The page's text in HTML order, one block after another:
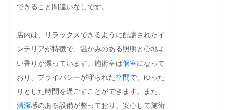
できること間違いなしです。
店内は、リラックスできるように配慮されたイ
ンテリアが特徴で、温かみのある照明と心地よ
い香りが漂っています。施術室は個室になって
おり、プライバシーが守られた空間で、ゆった
りとした時間を過ごすことができます。また、
清潔感のある設備が整っており、安心して施術